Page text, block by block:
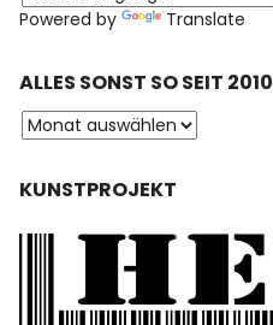
Powered by Translate
ALLES SONST SO SEIT 2010
KUNSTPROJEKT